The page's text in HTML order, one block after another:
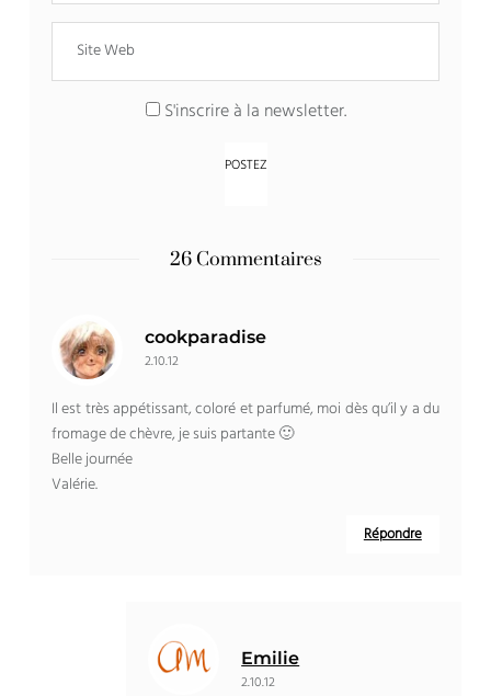
S'inscrire à la newsletter.
26 Commentaires
cookparadise
2.10.12
Il est très appétissant, coloré et parfumé, moi dès qu’il y a du
fromage de chèvre, je suis partante 🙂
Belle journée
Valérie.
Répondre
Emilie
2.10.12